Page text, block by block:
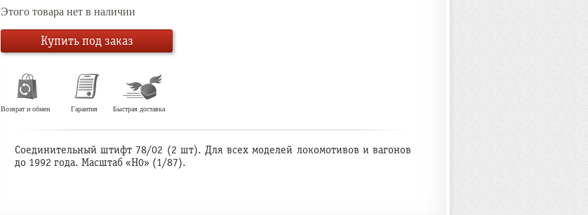
Этого товара нет в наличии
Купить под заказ
Возврат и обмен Гарантия Быстрая доставка
Соединительный штифт 78/02 (2 шт). Для всех моделей локомотивов и вагонов
до 1992 года. Масштаб «H0» (1/87).